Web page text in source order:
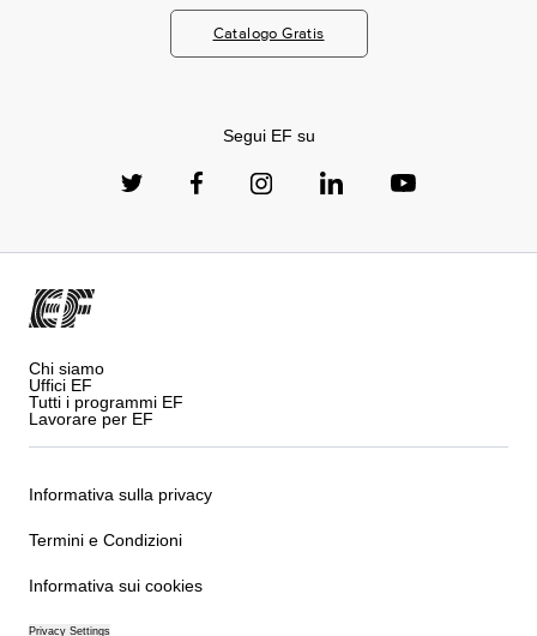
Catalogo Gratis
Segui EF su
Chi siamo
Uffici EF
Tutti i programmi EF
Lavorare per EF
Informativa sulla privacy
Termini e Condizioni
Informativa sui cookies
Privacy Settings